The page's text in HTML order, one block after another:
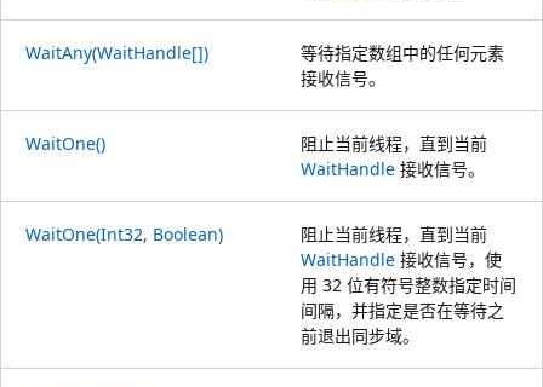
WaitAny(WaitHandle[])
等待指定数组中的任何元素
接收信号。
WaitOne()
阻止当前线程，直到当前
WaitHandle 接收信号。
WaitOne(Int32, Boolean)
阻止当前线程，直到当前
WaitHandle 接收信号，使
用 32 位有符号整数指定时间
间隔，并指定是否在等待之
前退出同步域。